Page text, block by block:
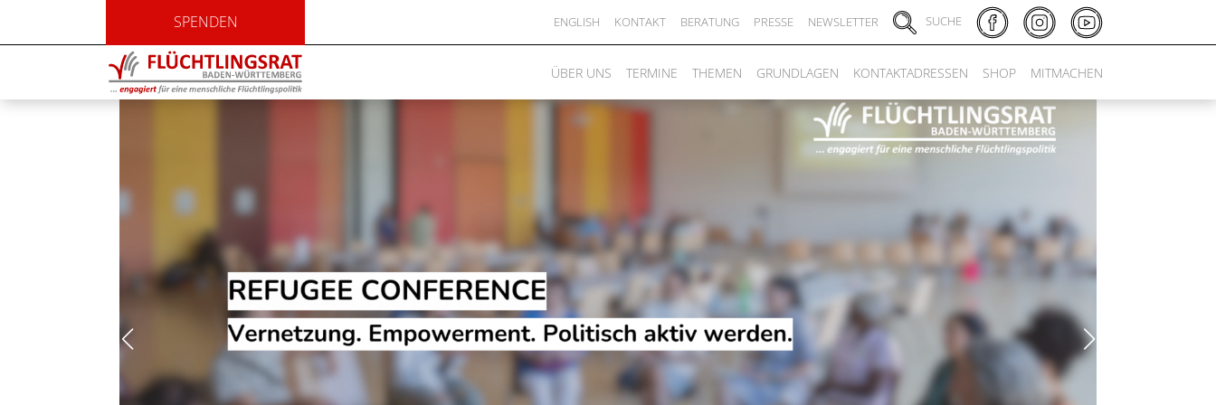
SPENDEN ENGLISH KONTAKT BERATUNG PRESSE NEWSLETTER SUCHE
ÜBER UNS TERMINE THEMEN GRUNDLAGEN KONTAKTADRESSEN SHOP MITMACHEN